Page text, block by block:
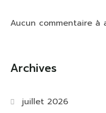
Aucun commentaire à
Archives
juillet 2026